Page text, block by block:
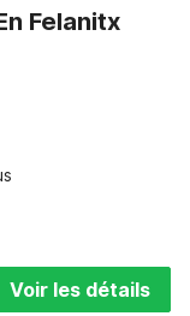
Felanitx
Voir les détails